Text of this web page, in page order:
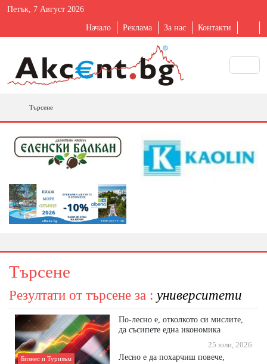
Петък, 7 Август 2026
Начало Реклама За нас Контакти
Търсене
Търсене
Резултати от търсене за : университети
Бизнес и Туризъм
По-лесно е, отколкото си мислите,
да съсипете една икономика
25 юли, 2026
Лесно е да похарчиш повече,